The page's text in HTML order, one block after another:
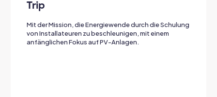
Trip
Mit der Mission, die Energiewende durch die Schulung
von Installateuren zu beschleunigen, mit einem
anfänglichen Fokus auf PV-Anlagen.